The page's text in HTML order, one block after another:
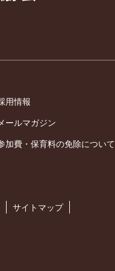
用情報
ールマガジン
加費・保育料の免除について
サイトマップ